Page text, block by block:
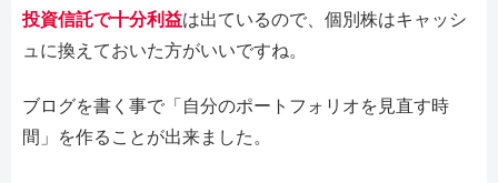
投資信託で十分利益は出ているので、個別株はキャッシ
ュに換えておいた方がいいですね。
ブログを書く事で「自分のポートフォリオを見直す時
間」を作ることが出来ました。